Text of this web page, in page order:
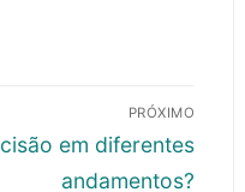
PRÓXIMO
em diferentes
andamentos?